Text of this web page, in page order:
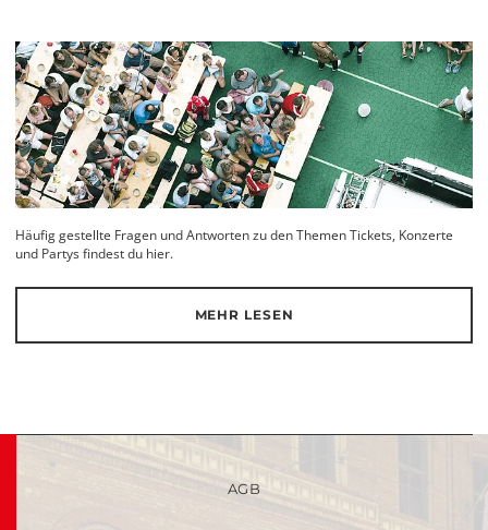
Häufig gestellte Fragen und Antworten zu den Themen Tickets, Konzerte
und Partys findest du hier.
MEHR LESEN
AGB